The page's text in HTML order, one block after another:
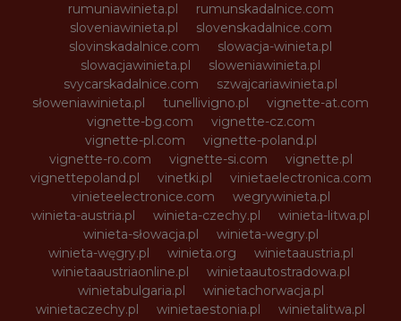
rumuniawinieta.pl
rumunskadalnice.com
sloveniawinieta.pl
slovenskadalnice.com
slovinskadalnice.com
slowacja-winieta.pl
slowacjawinieta.pl
sloweniawinieta.pl
svycarskadalnice.com
szwajcariawinieta.pl
słoweniawinieta.pl
tunellivigno.pl
vignette-at.com
vignette-bg.com
vignette-cz.com
vignette-pl.com
vignette-poland.pl
vignette-ro.com
vignette-si.com
vignette.pl
vignettepoland.pl
vinetki.pl
vinietaelectronica.com
vinieteelectronice.com
wegrywinieta.pl
winieta-austria.pl
winieta-czechy.pl
winieta-litwa.pl
winieta-słowacja.pl
winieta-wegry.pl
winieta-węgry.pl
winieta.org
winietaaustria.pl
winietaaustriaonline.pl
winietaautostradowa.pl
winietabulgaria.pl
winietachorwacja.pl
winietaczechy.pl
winietaestonia.pl
winietalitwa.pl